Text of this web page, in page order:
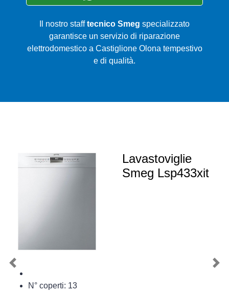
Il nostro stafftecnico Smeg specializzato
garantisce un servizio di riparazione
elettrodomestico a Castiglione Olona tempestivo
e di qualità.
Lavastoviglie
Smeg Lsp433xit
N° coperti: 13
Previous